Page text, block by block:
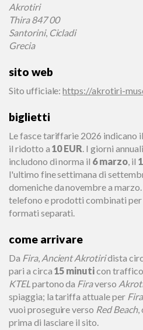
Akrotiri
Thira 847 00
Santorini, Cicladi
Grecia
sito web
Sito ufficiale:https://akrotiri-
biglietti
Le fasce tariffarie 2026 indicano
il ridotto a 10 EUR . I giorni
includono di norma il 6 marzo, il
l'ultimo fine settimana di
domeniche da novembre a
telefono e prodotti combinati
formati separati.
come arrivare
Da Fira, Ancient Akrotiridista
pari a circa 15 minuticon
KTEL partono da Firaverso
spiaggia; la tariffa attuale per Fira
vuoi proseguire verso Red Beach,
prima di lasciare il sito.